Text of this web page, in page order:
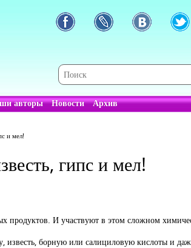
авторы Новости Архив
и мел!
гипс и мел!
продуктов. И участвуют в этом сложном
борную или салициловую кислоты и